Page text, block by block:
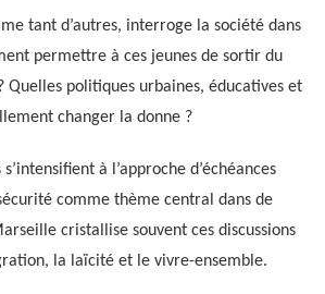
tant d’autres, interroge la société dans
permettre à ces jeunes de sortir du
Quelles politiques urbaines, éducatives et
changer la donne ?
à l’approche d’échéances
comme thème central dans de
cristallise souvent ces discussions
la laïcité et le vivre-ensemble.